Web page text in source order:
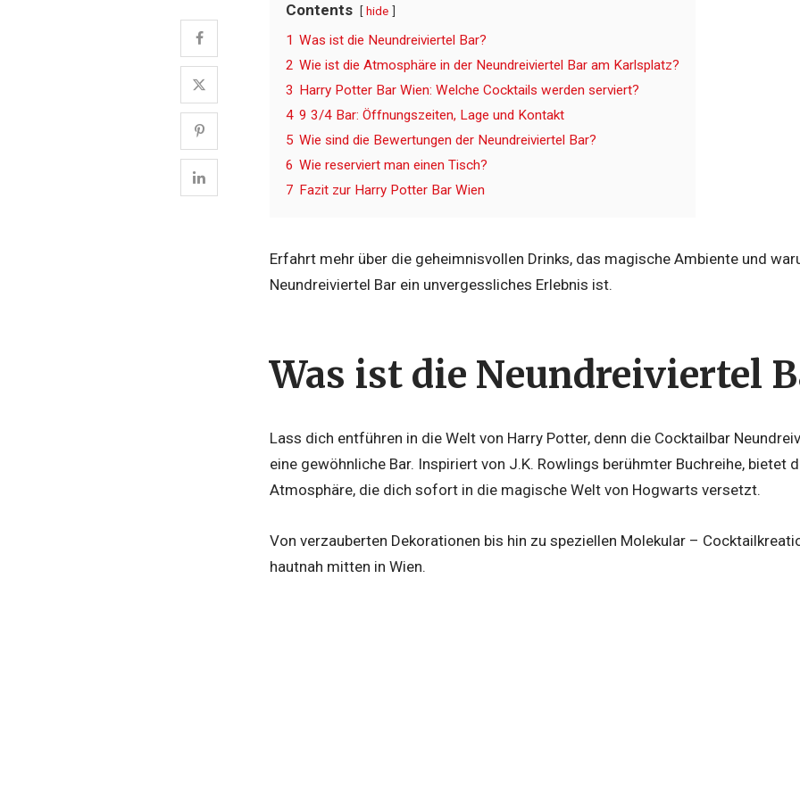
Contents hide
1 Was ist die Neundreiviertel Bar?
2 Wie ist die Atmosphäre in der Neundreiviertel Bar am Karlsplatz?
3 Harry Potter Bar Wien: Welche Cocktails werden serviert?
4 9 3/4 Bar: Öffnungszeiten, Lage und Kontakt
5 Wie sind die Bewertungen der Neundreiviertel Bar?
6 Wie reserviert man einen Tisch?
7 Fazit zur Harry Potter Bar Wien
Erfahrt mehr über die geheimnisvollen Drinks, das magische Ambiente und
Neundreiviertel Bar ein unvergessliches Erlebnis ist.
Was ist die Neundreiviertel
Lass dich entführen in die Welt von Harry Potter, denn die Cocktailbar
eine gewöhnliche Bar. Inspiriert von J.K. Rowlings berühmter Buchreihe, bietet
Atmosphäre, die dich sofort in die magische Welt von Hogwarts versetzt.
Von verzauberten Dekorationen bis hin zu speziellen Molekular –
hautnah mitten in Wien.